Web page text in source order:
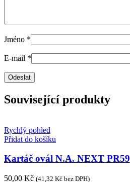
Jméno *
E-mail *
Související produkty
Rychlý pohled
Přidat do košíku
Kartáč ovál N.A. NEXT PR59
50,00 Kč (41,32 Kč bez DPH)